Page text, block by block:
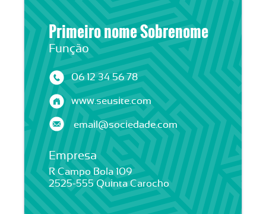
email@sociedade.com
Empresa
R Campo Bola 109
2525-555 Quinta Carocho
06 12 34 56 78
www.seusite.com
Função
Primeiro nome Sobrenome